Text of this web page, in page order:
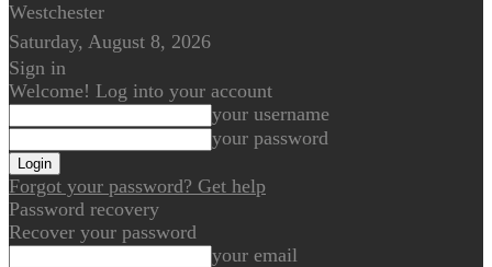
Westchester
Saturday, August 8, 2026
Sign in
Welcome! Log into your account
your username
your password
Forgot your password? Get help
Password recovery
Recover your password
your email